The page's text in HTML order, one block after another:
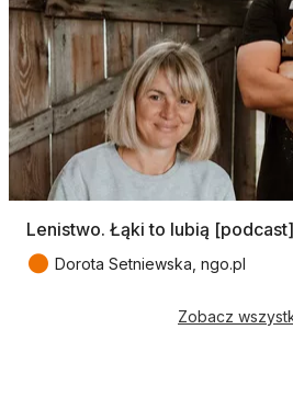
Lenistwo. Łąki to lubią [podcast]
● Dorota Setniewska, ngo.pl
Zobacz